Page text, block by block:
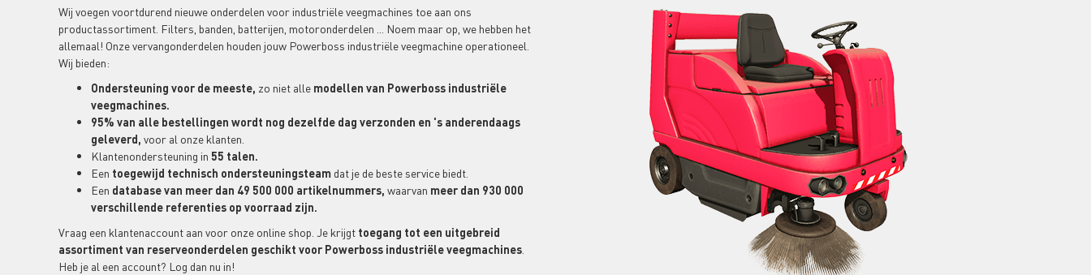
Wij voegen voortdurend nieuwe onderdelen voor industriële veegmachines toe aan ons
productassortiment. Filters, banden, batterijen, motoronderdelen ... Noem maar op, we hebben het
allemaal! Onze vervangonderdelen houden jouw Powerboss industriële veegmachine operationeel.
Wij bieden:
Ondersteuning voor de meeste, zo niet alle modellen van Powerboss industriële
veegmachines.
95% van alle bestellingen wordt nog dezelfde dag verzonden en 's anderendaags
geleverd, voor al onze klanten.
Klantenondersteuning in 55 talen.
Een toegewijd technisch ondersteuningsteam dat je de beste service biedt.
Een database van meer dan 49 500 000 artikelnummers, waarvan meer dan 930 000
verschillende referenties op voorraad zijn.
Vraag een klantenaccount aan voor onze online shop. Je krijgt toegang tot een uitgebreid
assortiment van reserveonderdelen geschikt voor Powerboss industriële veegmachines
Heb je al een account? Log dan nu in!